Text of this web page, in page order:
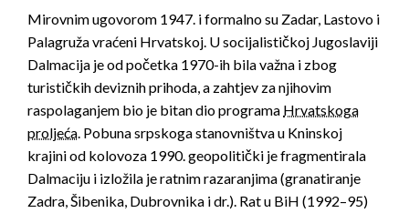
Mirovnim ugovorom 1947. i formalno su Zadar, Lastovo i
Palagruža vraćeni Hrvatskoj. U socijalističkoj Jugoslaviji
Dalmacija je od početka 1970-ih bila važna i zbog
turističkih deviznih prihoda, a zahtjev za njihovim
raspolaganjem bio je bitan dio programa Hrvatskoga
proljeća . Pobuna srpskoga stanovništva u Kninskoj
krajini od kolovoza 1990. geopolitički je fragmentirala
Dalmaciju i izložila je ratnim razaranjima (granatiranje
Zadra, Šibenika, Dubrovnika i dr.). Rat u BiH (1992–95)